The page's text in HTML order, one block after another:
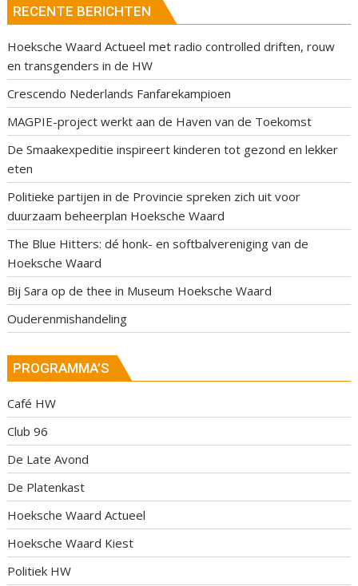
RECENTE BERICHTEN
Hoeksche Waard Actueel met radio controlled driften, rouw
en transgenders in de HW
Crescendo Nederlands Fanfarekampioen
MAGPIE-project werkt aan de Haven van de Toekomst
De Smaakexpeditie inspireert kinderen tot gezond en lekker
eten
Politieke partijen in de Provincie spreken zich uit voor
duurzaam beheerplan Hoeksche Waard
The Blue Hitters: dé honk- en softbalvereniging van de
Hoeksche Waard
Bij Sara op de thee in Museum Hoeksche Waard
Ouderenmishandeling
PROGRAMMA’S
Café HW
Club 96
De Late Avond
De Platenkast
Hoeksche Waard Actueel
Hoeksche Waard Kiest
Politiek HW